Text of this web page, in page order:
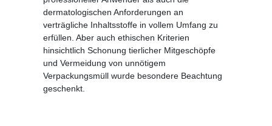
dermatologischen Anforderungen an
verträgliche Inhaltsstoffe in vollem Umfang zu
erfüllen. Aber auch ethischen Kriterien
hinsichtlich Schonung tierlicher Mitgeschöpfe
und Vermeidung von unnötigem
Verpackungsmüll wurde besondere Beachtung
geschenkt.